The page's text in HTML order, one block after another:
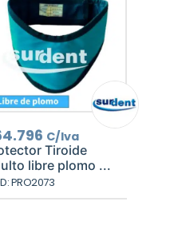
C/Iva
Tiroide
libre plomo ...
PRO2073